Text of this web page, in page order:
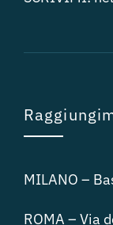
MILANO –
ROMA – Via